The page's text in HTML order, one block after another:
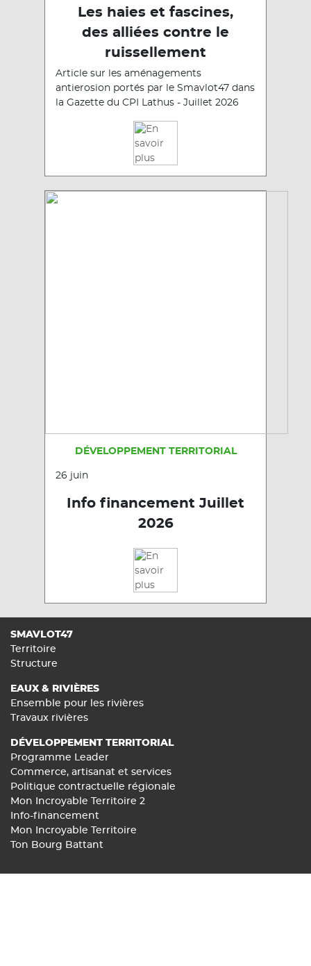
Les haies et fascines,
des alliées contre le
ruissellement
Article sur les aménagements
antierosion portés par le Smavlot47 dans
la Gazette du CPI Lathus - Juillet 2026
DÉVELOPPEMENT TERRITORIAL
26 juin
Info financement Juillet
2026
SMAVLOT47
Territoire
Structure
EAUX & RIVIÈRES
Ensemble pour les rivières
Travaux rivières
DÉVELOPPEMENT TERRITORIAL
Programme Leader
Commerce, artisanat et services
Politique contractuelle régionale
Mon Incroyable Territoire 2
Info-financement
Mon Incroyable Territoire
Ton Bourg Battant